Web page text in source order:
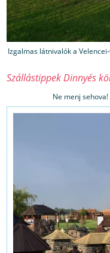
Izgalmas látnivalók a
Szállástippek Dinnyés
Ne menj